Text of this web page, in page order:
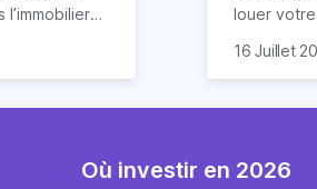
à choisir
cet
louer
expert en
règle
l'argent
principale
16 Juillet
Où investir en 2026